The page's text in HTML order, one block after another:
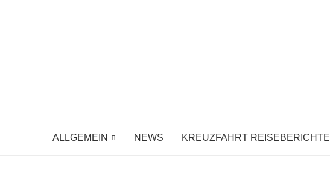
ALLGEMEIN NEWS KREUZFAHRT REISEBERICHTE